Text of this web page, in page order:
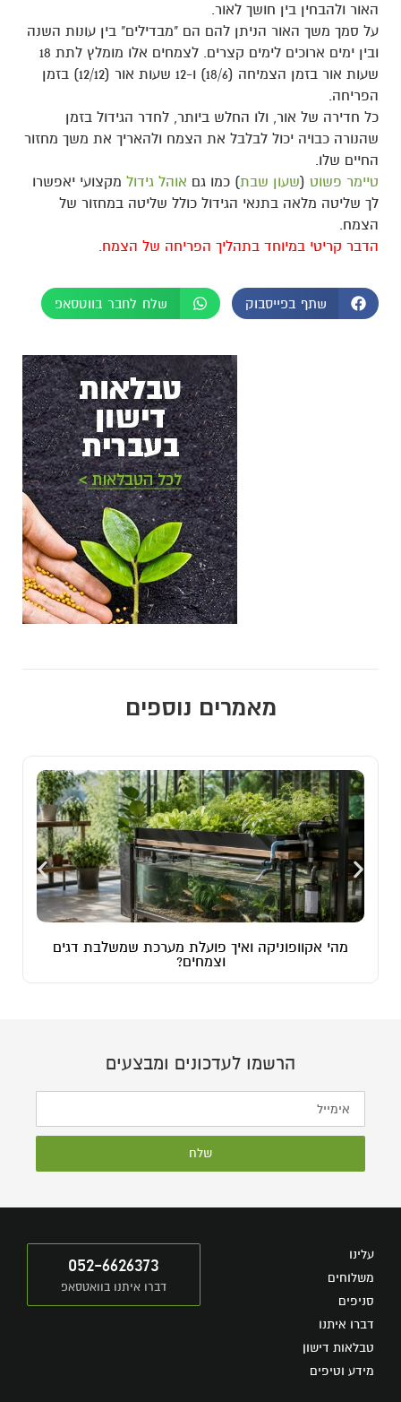
האור ולהבחין בין חושך לאור.
על סמך משך האור הניתן להם הם "מבדילים" בין עונות השנה
ובין ימים ארוכים לימים קצרים. לצמחים אלו מומלץ לתת 18
שעות אור בזמן הצמיחה (18/6) ו-12 שעות אור (12/12) בזמן
הפריחה.
כל חדירה של אור, ולו החלש ביותר, לחדר הגידול בזמן
שהנורה כבויה יכול לבלבל את הצמח ולהאריך את משך מחזור
החיים שלו.
טיימר פשוט (שעון שבת) כמו גם אוהל גידול מקצועי יאפשרו
לך שליטה מלאה בתנאי הגידול כולל שליטה במחזור של
הצמח.
הדבר קריטי במיוחד בתהליך הפריחה של הצמח.
שתף בפייסבוק שלח לחבר בווטסאפ
מאמרים נוספים
פועלת מערכת שמשלבת דגים
גידול סוקולנטים – איך
הרשמו לעדכונים ומבצעים
שלח
עלינו
משלוחים
סניפים
דברו איתנו
טבלאות דישון
מידע וטיפים
052-6626373
דברו איתנו בוואטסאפ